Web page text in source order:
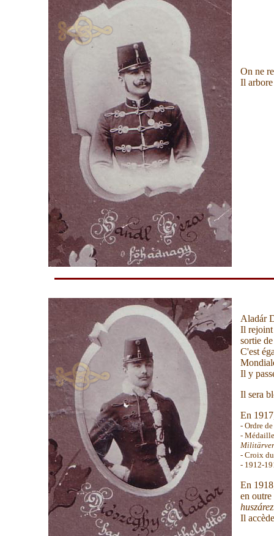
On ne
Il
Aladár
Il
sortie
C'est
Il y
Il sera
En
- Ordre
-
- Croix
- 1912-
En
en
Il